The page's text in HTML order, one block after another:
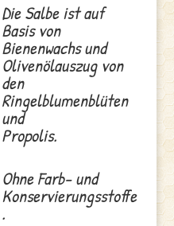
Die Salbe ist auf
Basis von
Bienenwachs und
Olivenölauszug von
den
Ringelblumenblüten
und
Propolis.
Ohne Farb- und
Konservierungsstoffe
.